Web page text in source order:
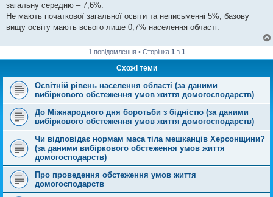
загальну середню – 7,6%.
Не мають початкової загальної освіти та неписьменні 5%, базову
вищу освіту мають всього лише 0,7% населення області.
1 повідомлення • Сторінка 1 з 1
Схожі теми
Освітній рівень населення області (за даними
вибіркового обстеження умов життя домогосподарств)
До Міжнародного дня боротьби з бідністю (за даними
вибіркового обстеження умов життя домогосподарств)
Чи відповідає нормам маса тіла мешканців Херсонщини?
(за даними вибіркового обстеження умов життя
домогосподарств)
Про проведення обстеження умов життя
домогосподарств